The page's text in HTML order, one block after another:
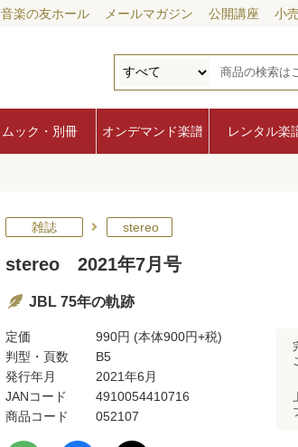
音楽の友ホール メールマガジン 公開講座 小
ムック・別冊 オンデマンド楽譜 レンタル楽
雑誌 stereo
stereo 2021年7月号
JBL 75年の軌跡
定価 990円 (本体900円+税)
判型・頁数
B5
発行年月
2021年6月
JANコード
4910054410716
商品コード
052107